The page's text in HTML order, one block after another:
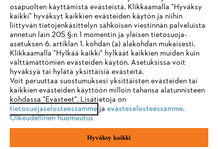
Palvelut
Yleiset ehdot Tietosuojakäytäntö Impressum
Evästeet Takuuehdot Oikeudelliset tiedot
IHR BROWSER WIRD NICHT
UNTERSTÜTZT
Sie nutzen einen Browser, den wir noch nicht unterstützen. Für
eine optimale Nutzung unserer Seite empfehlen wir Ihnen, zu
einem der folgenden Browser zu wechseln:
Firefox Chrome
osapuolten käyttämistä evästeistä. Klikkaamalla "Hyväksy
kaikki" hyväksyt kaikkien evästeiden käytön ja niihin
liittyvän tietojenkäsittelyn sähköisen viestinnän palveluista
annetun lain 205 §:n 1 momentin ja yleisen tietosuoja-
asetuksen 6. artiklan 1. kohdan (a) alakohdan mukaisesti.
Klikkaamalla "Hylkää kaikki" hylkäät kaikkien muiden kuin
välttämättömien evästeiden käytön. Asetuksissa voit
hyväksyä tai hylätä yksittäisiä evästeitä.
Voit peruuttaa suostumuksesi yksittäisten evästeiden tai
kaikkien evästeiden käyttöön milloin tahansa alatunnisteen
kohdassa "Evästeet". Lisätietoja on
tietosuojaselosteessammeja evästeselosteessamme.
Oikeudellinen huomautus
Hyväksy kaikki